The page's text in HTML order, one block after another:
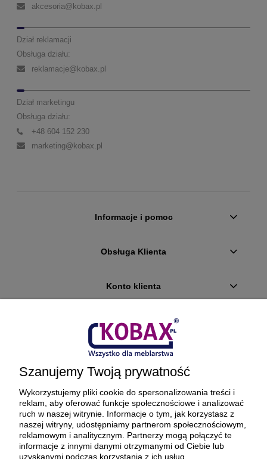
akcesoria@kobax.pl
Dział reklamacji
Obsługa działu:
reklamacje@kobax.pl
Dział marketingu
Obsługa działu:
+48 604 152 230
marketing@kobax.pl
Informacje i pomoc
Obsługa Klienta
Konto klienta
Płatności i dostawa
Ciekawostki
O firmie
BEZPIECZNE PŁATNOŚCI ORAZ DOSTAWA
Szanujemy Twoją prywatność
Wykorzystujemy pliki cookie do spersonalizowania treści i
reklam, aby oferować funkcje społecznościowe i analizować
ruch w naszej witrynie. Informacje o tym, jak korzystasz z
naszej witryny, udostępniamy partnerom społecznościowym,
reklamowym i analitycznym. Partnerzy mogą połączyć te
informacje z innymi danymi otrzymanymi od Ciebie lub
uzyskanymi podczas korzystania z ich usług.